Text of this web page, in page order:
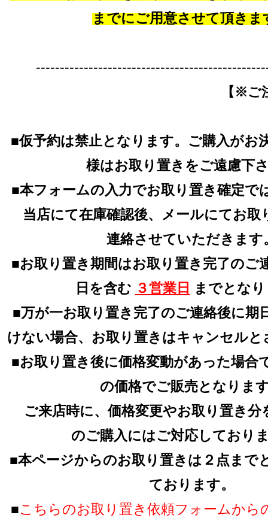
までにご用意させて頂きま
【※ご
■仮予約は禁止となります。ご購入がお
様はお取り置きをご遠慮下
■本フォームの入力でお取り置き確定で
当店にて在庫確認後、メールにてお取
連絡させていただきます
■お取り置き期間はお取り置き完了のご
日を含む ３営業日 までとな
■万が一お取り置き完了のご連絡後に期
けない場合、お取り置きはキャンセル
■お取り置き後に価格変動があった場合
の価格でご販売となりま
ご来店時に、価格変更やお取り置き分
のご購入にはご対応しており
■本ページからのお取り置きは２点まで
ております。
■こちらのお取り置き依頼フォームから